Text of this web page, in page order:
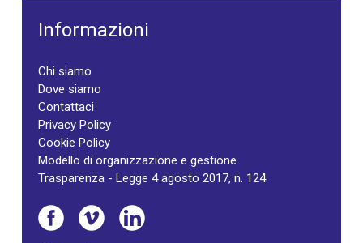
Informazioni
Chi siamo
Dove siamo
Contattaci
Privacy Policy
Cookie Policy
Modello di organizzazione e gestione
Trasparenza - Legge 4 agosto 2017, n. 124